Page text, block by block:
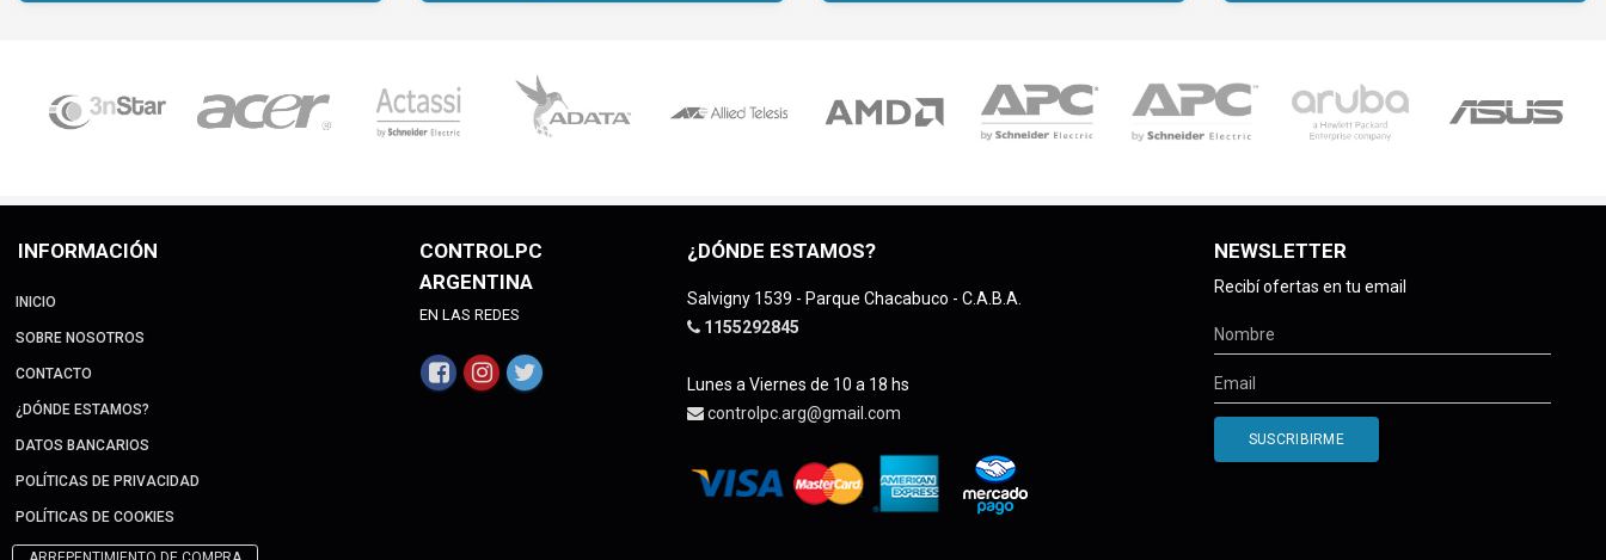
INFORMACIÓN
INICIO
SOBRE NOSOTROS
CONTACTO
¿DÓNDE ESTAMOS?
DATOS BANCARIOS
POLÍTICAS DE PRIVACIDAD
POLÍTICAS DE COOKIES
CONTROLPC
ARGENTINA
EN LAS REDES
¿DÓNDE ESTAMOS?
Salvigny 1539 - Parque Chacabuco - C.A.B.A.
1155292845
Lunes a Viernes de 10 a 18 hs
controlpc.arg@gmail.com
NEWSLETTER
Recibí ofertas en tu email